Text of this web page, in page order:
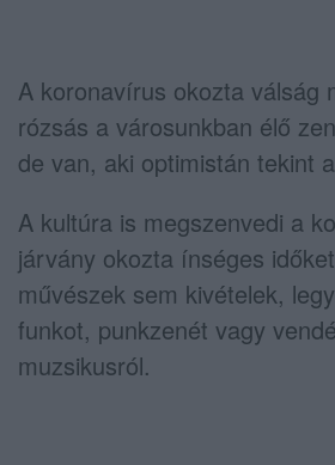
A koronavírus okozta válság
rózsás a városunkban élő
de van, aki optimistán tekint
A kultúra is megszenvedi a
járvány okozta ínséges
művészek sem kivételek,
funkot, punkzenét vagy
muzsikusról.